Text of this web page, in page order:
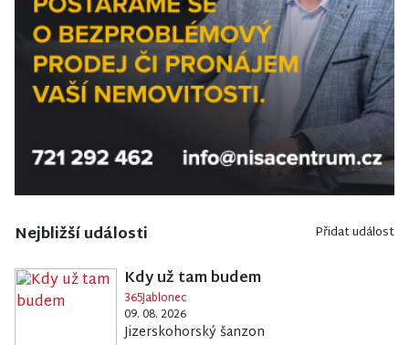
Nejbližší události Přidat událost
Kdy už tam budem
365Jablonec
09. 08. 2026
Jizerskohorský šanzon